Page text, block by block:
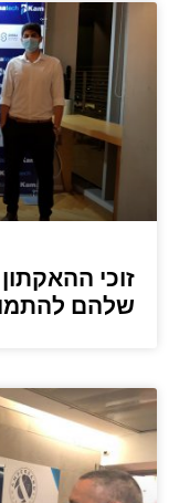
זוכי
שלהם